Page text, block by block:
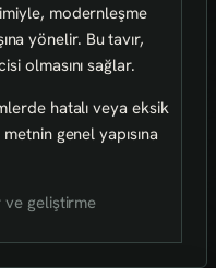
modernleşme
yönelir. Bu tavır,
olmasını sağlar.
hatalı veya eksik
genel yapısına
geliştirme